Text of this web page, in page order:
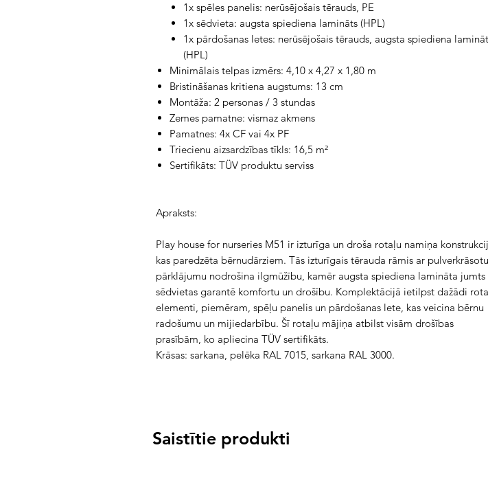
1x spēles panelis: nerūsējošais tērauds, PE
1x sēdvieta: augsta spiediena lamināts (HPL)
1x pārdošanas letes: nerūsējošais tērauds, augsta spiediena
(HPL)
Minimālais telpas izmērs: 4,10 x 4,27 x 1,80 m
Bristināšanas kritiena augstums: 13 cm
Montāža: 2 personas / 3 stundas
Zemes pamatne: vismaz akmens
Pamatnes: 4x CF vai 4x PF
Triecienu aizsardzības tīkls: 16,5 m²
Sertifikāts: TÜV produktu serviss
Apraksts:
Play house for nurseries M51 ir izturīga un droša rotaļu namiņa
kas paredzēta bērnudārziem. Tās izturīgais tērauda rāmis ar pulverkrāsotu
pārklājumu nodrošina ilgmūžību, kamēr augsta spiediena lamināta jumts
sēdvietas garantē komfortu un drošību. Komplektācijā ietilpst dažādi
elementi, piemēram, spēļu panelis un pārdošanas lete, kas veicina bērnu
radošumu un mijiedarbību. Šī rotaļu mājiņa atbilst visām drošības
prasībām, ko apliecina TÜV sertifikāts.
Krāsas: sarkana, pelēka RAL 7015, sarkana RAL 3000.
Saistītie produkti